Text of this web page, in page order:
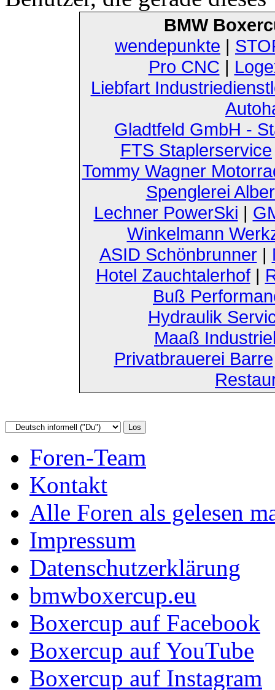
BMW
wendepunkte |
Pro CNC |
Liebfart
Gladtfeld GmbH -
FTS Staplerservice
Tommy Wagner
Spenglerei
Lechner PowerSki |
Winkelmann
ASID Schönbrunner|
Hotel Zauchtalerhof|
Buß
Hydraulik
Maaß
Privatbrauerei Barre
Foren-Team
Kontakt
Alle Foren als gelesen
Impressum
Datenschutzerklärung
bmwboxercup.eu
Boxercup auf Facebook
Boxercup auf YouTube
Boxercup auf Instagram